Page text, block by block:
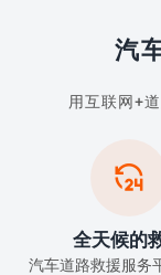
汽
用互联网+

全天候的
汽车道路救援服务